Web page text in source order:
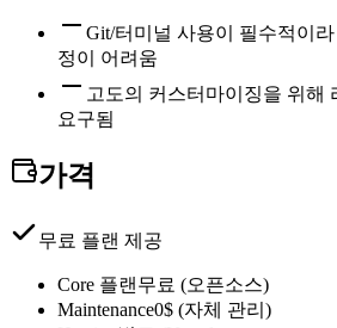
Git/터미널 사용이 필수적이
정이 어려움
고도의 커스터마이징을 위해
요구됨
가격
무료 플랜 제공
Core 플랜 무료 (오픈소스)
Maintenance0$ (자체 관리)